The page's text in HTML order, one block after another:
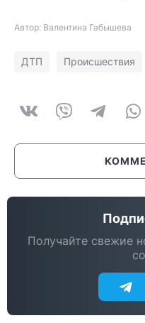
Автор: Валентина Габышева
ДТП Происшествия
Получайте свежие